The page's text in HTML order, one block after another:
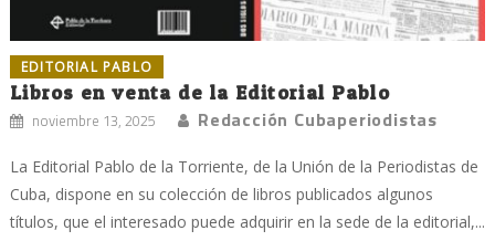
EDITORIAL PABLO
Libros en venta de la Editorial Pablo
noviembre 13, 2025 Redacción Cubaperiodistas
La Editorial Pablo de la Torriente, de la Unión de la Periodistas de
Cuba, dispone en su colección de libros publicados algunos
títulos, que el interesado puede adquirir en la sede de la editorial,...